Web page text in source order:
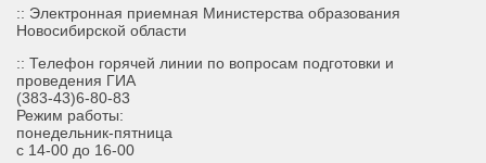
:: Электронная приемная Министерства образования
Новосибирской области
:: Телефон горячей линии по вопросам подготовки и
проведения ГИА
(383-43)6-80-83
Режим работы:
понедельник-пятница
с 14-00 до 16-00